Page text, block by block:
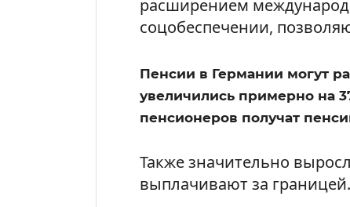
расширением
соцобеспечении,
Пенсии в Германии могут
увеличились примерно на
пенсионеров получат
Также значительно
выплачивают за границей.